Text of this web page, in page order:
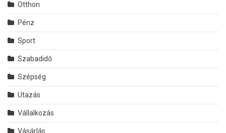
Otthon
Pénz
Sport
Szabadidő
Szépség
Utazás
Vállalkozás
Vásárlás